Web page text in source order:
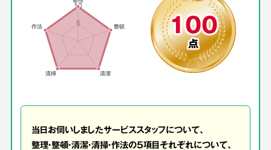
100
点
当日お伺いしましたサービススタッフについて、
整理・整頓・清潔・清掃・作法の5項目それぞれについて、